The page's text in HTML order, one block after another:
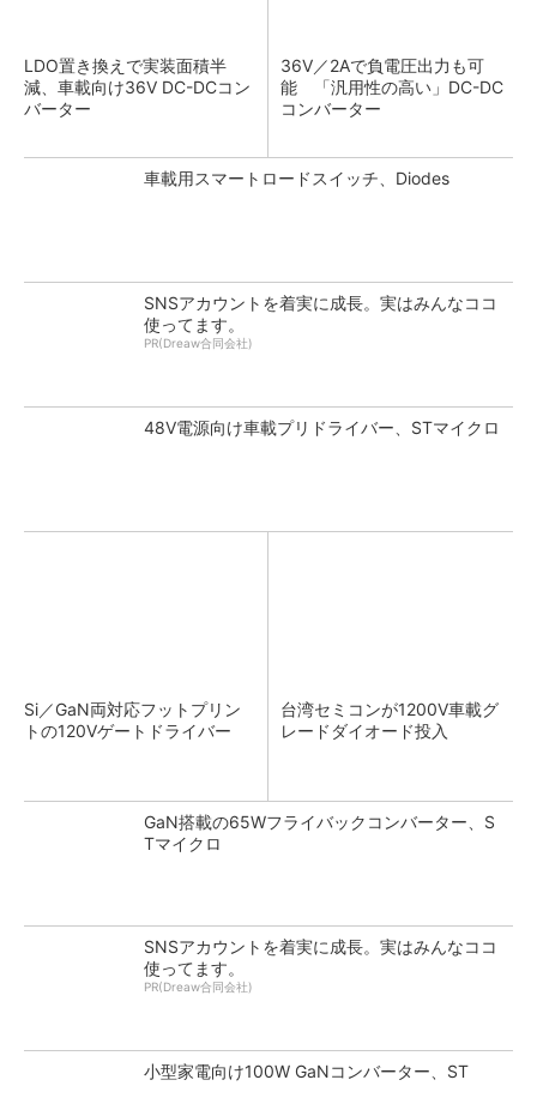
LDO置き換えで実装面積半
減、車載向け36V DC-DCコン
バーター
36V／2Aで負電圧出力も可
能 「汎用性の高い」DC-DC
コンバーター
車載用スマートロードスイッチ、Diodes
SNSアカウントを着実に成長。実はみんなココ
使ってます。
PR(Dreaw合同会社)
48V電源向け車載プリドライバー、STマイクロ
Si／GaN両対応フットプリン
トの120Vゲートドライバー
台湾セミコンが1200V車載グ
レードダイオード投入
GaN搭載の65Wフライバックコンバーター、S
Tマイクロ
SNSアカウントを着実に成長。実はみんなココ
使ってます。
PR(Dreaw合同会社)
小型家電向け100W GaNコンバーター、ST